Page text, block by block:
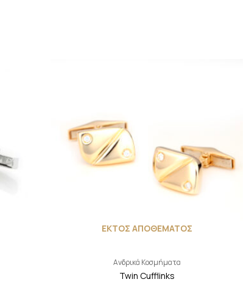
ΕΚΤΟΣ ΑΠΟΘΕΜΑΤΟΣ
Ανδρικά Κοσμήματα
Twin Cufflinks